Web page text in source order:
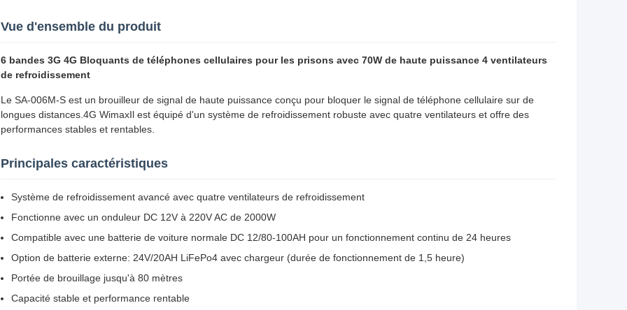
Vue d'ensemble du produit
6 bandes 3G 4G Bloquants de téléphones cellulaires pour les prisons avec 70W de haute puissance 4 ventilateurs
de refroidissement
Le SA-006M-S est un brouilleur de signal de haute puissance conçu pour bloquer le signal de téléphone cellulaire sur de
longues distances.4G WimaxIl est équipé d'un système de refroidissement robuste avec quatre ventilateurs et offre des
performances stables et rentables.
Principales caractéristiques
Système de refroidissement avancé avec quatre ventilateurs de refroidissement
Fonctionne avec un onduleur DC 12V à 220V AC de 2000W
Compatible avec une batterie de voiture normale DC 12/80-100AH pour un fonctionnement continu de 24 heures
Option de batterie externe: 24V/20AH LiFePo4 avec chargeur (durée de fonctionnement de 1,5 heure)
Portée de brouillage jusqu'à 80 mètres
Capacité stable et performance rentable